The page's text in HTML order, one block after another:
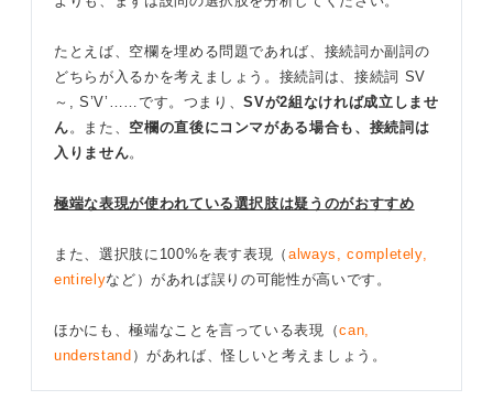
たとえば、空欄を埋める問題であれば、接続詞か副詞の
どちらが入るかを考えましょう。接続詞は、接続詞 SV
～, S’V’……です。つまり、SVが2組なければ成立しませ
ん 。また、 空欄の直後にコンマがある場合も、接続詞は
入りません。
極端な表現が使われている選択肢は疑うのがおすすめ
また、選択肢に100%を表す表現（always, completely,
entirelyなど）があれば誤りの可能性が高いです。
ほかにも、極端なことを言っている表現（can,
understand ）があれば、怪しいと考えましょう。